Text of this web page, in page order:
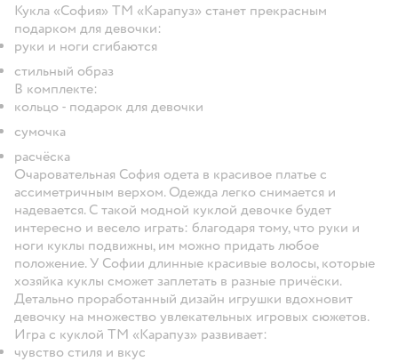
Кукла «София» ТМ «Карапуз» станет прекрасным
подарком для девочки:
руки и ноги сгибаются
стильный образ
В комплекте:
кольцо - подарок для девочки
сумочка
расчёска
Очаровательная София одета в красивое платье с
ассиметричным верхом. Одежда легко снимается и
надевается. С такой модной куклой девочке будет
интересно и весело играть: благодаря тому, что руки и
ноги куклы подвижны, им можно придать любое
положение. У Софии длинные красивые волосы, которые
хозяйка куклы сможет заплетать в разные причёски.
Детально проработанный дизайн игрушки вдохновит
девочку на множество увлекательных игровых сюжетов.
Игра с куклой ТМ «Карапуз» развивает:
чувство стиля и вкус